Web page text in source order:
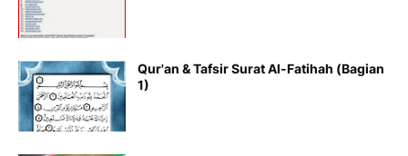
Qur'an & Tafsir Surat Al-Fatihah (Bagian
1)